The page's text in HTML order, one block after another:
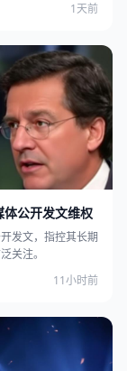
1天前
体公开发文维权
发文，指控其长期
关注。
11小时前